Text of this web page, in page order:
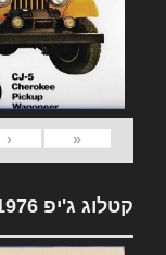
«
‹
קטלוג ג'יפ 1976